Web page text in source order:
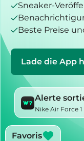
Sneaker-
Beste Preise
Lade die App
Alerte
Nike Air Force
Favoris